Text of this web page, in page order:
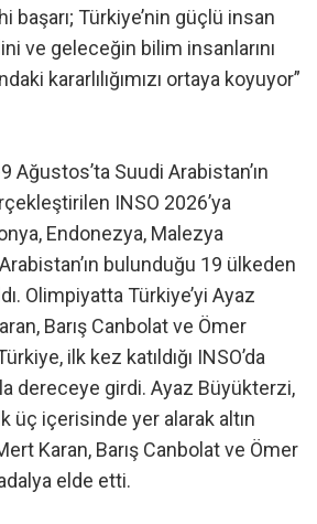
başarı; Türkiye’nin güçlü insan
ve geleceğin bilim insanlarını
kararlılığımızı ortaya koyuyor”
Ağustos’ta Suudi Arabistan’ın
INSO 2026’ya
Endonezya, Malezya
bulunduğu 19 ülkeden
Olimpiyatta Türkiye’yi Ayaz
Barış Canbolat ve Ömer
ilk kez katıldığı INSO’da
dereceye girdi. Ayaz Büyükterzi,
üç içerisinde yer alarak altın
Karan, Barış Canbolat ve Ömer
elde etti.